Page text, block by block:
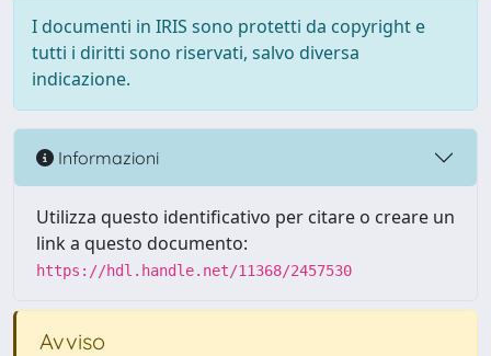
I documenti in IRIS sono protetti da copyright e
tutti i diritti sono riservati, salvo diversa
indicazione.
Informazioni
Utilizza questo identificativo per citare o creare un
link a questo documento:
https://hdl.handle.net/11368/2457530
Avviso